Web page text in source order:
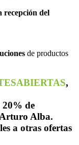
recepción del
de productos
,
20% de
Arturo Alba.
a otras ofertas